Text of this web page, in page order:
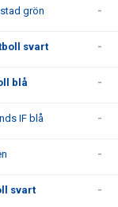
grön -
svart -
blå -
IF blå -
-
svart -